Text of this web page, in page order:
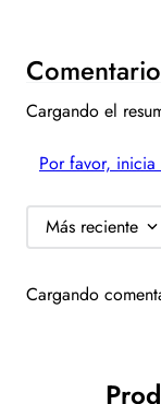
Poco Pad es la
Cargando el
Por favor, inicia
Más reciente
Cargando